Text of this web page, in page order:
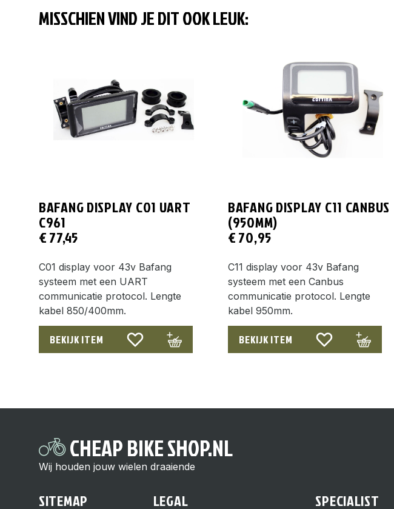
MISSCHIEN VIND JE DIT OOK LEUK:
BAFANG DISPLAY C01 UART
C961
€77,45
C01 display voor 43v Bafang
systeem met een UART
communicatie protocol. Lengte
kabel 850/400mm.
BEKIJK ITEM
BAFANG DISPLAY C11 CANBUS
(950MM)
€70,95
C11 display voor 43v Bafang
systeem met een Canbus
communicatie protocol. Lengte
kabel 950mm.
BEKIJK ITEM
CHEAP BIKE SHOP.NL
Wij houden jouw wielen draaiende
SITEMAP LEGAL SPECIALIST